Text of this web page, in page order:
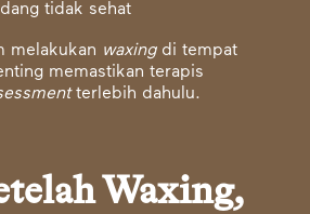
tidak sehat
melakukan waxing di tempat
memastikan terapis
terlebih dahulu.
Waxing,